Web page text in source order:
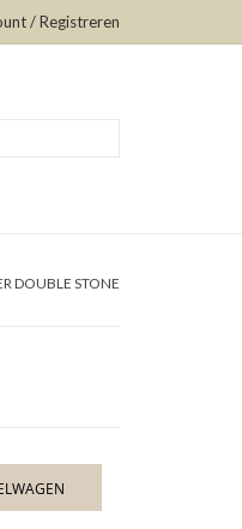
/ Registreren
DOUBLE STONE